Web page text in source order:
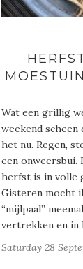
Wat een grillig
weekend scheen
het nu. Regen,
een onweersbui.
herfst is in volle
Gisteren mocht
“mijlpaal”
vertrekken en
Saturday 28